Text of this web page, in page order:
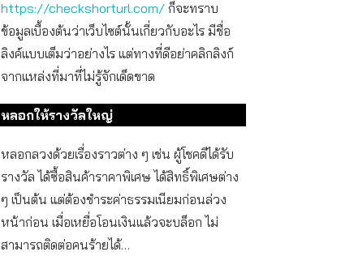
https://checkshorturl.com/ ก็จะทราบ
ข้อมูลเบื้องต้นว่าเว็บไซต์นั้นเกี่ยวกับอะไร มีชื่อ
ลิงค์แบบเต็มว่าอย่างไร แต่ทางที่ดีอย่าคลิกลิงก์
จากแหล่งที่มาที่ไม่รู้จักเด็ดขาด
หลอกให้รางวัลใหญ่
หลอกลวงด้วยเรื่องราวต่าง ๆ เช่น ผู้โชคดีได้รับ
รางวัล ได้ซื้อสินค้าราคาพิเศษ ได้สิทธิ์พิเศษต่าง
ๆ เป็นต้น แต่ต้องชำระค่าธรรมเนียมก่อนล่วง
หน้าก่อน เมื่อเหยื่อโอนเงินแล้วจะบล็อก ไม่
สามารถติดต่อคนร้ายได้…